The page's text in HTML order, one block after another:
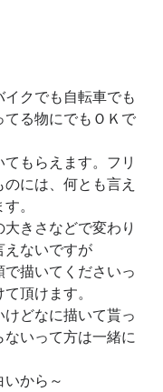
クでも自転車でも
る物にでもＯＫで
もらえます。フリ
には、何とも言え
。
きさなどで変わり
えないですが
描いてくださいっ
頂けます。
どなに描いて貰っ
いって方は一緒に
から～